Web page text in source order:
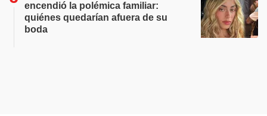
encendió la polémica familiar:
quiénes quedarían afuera de su
boda